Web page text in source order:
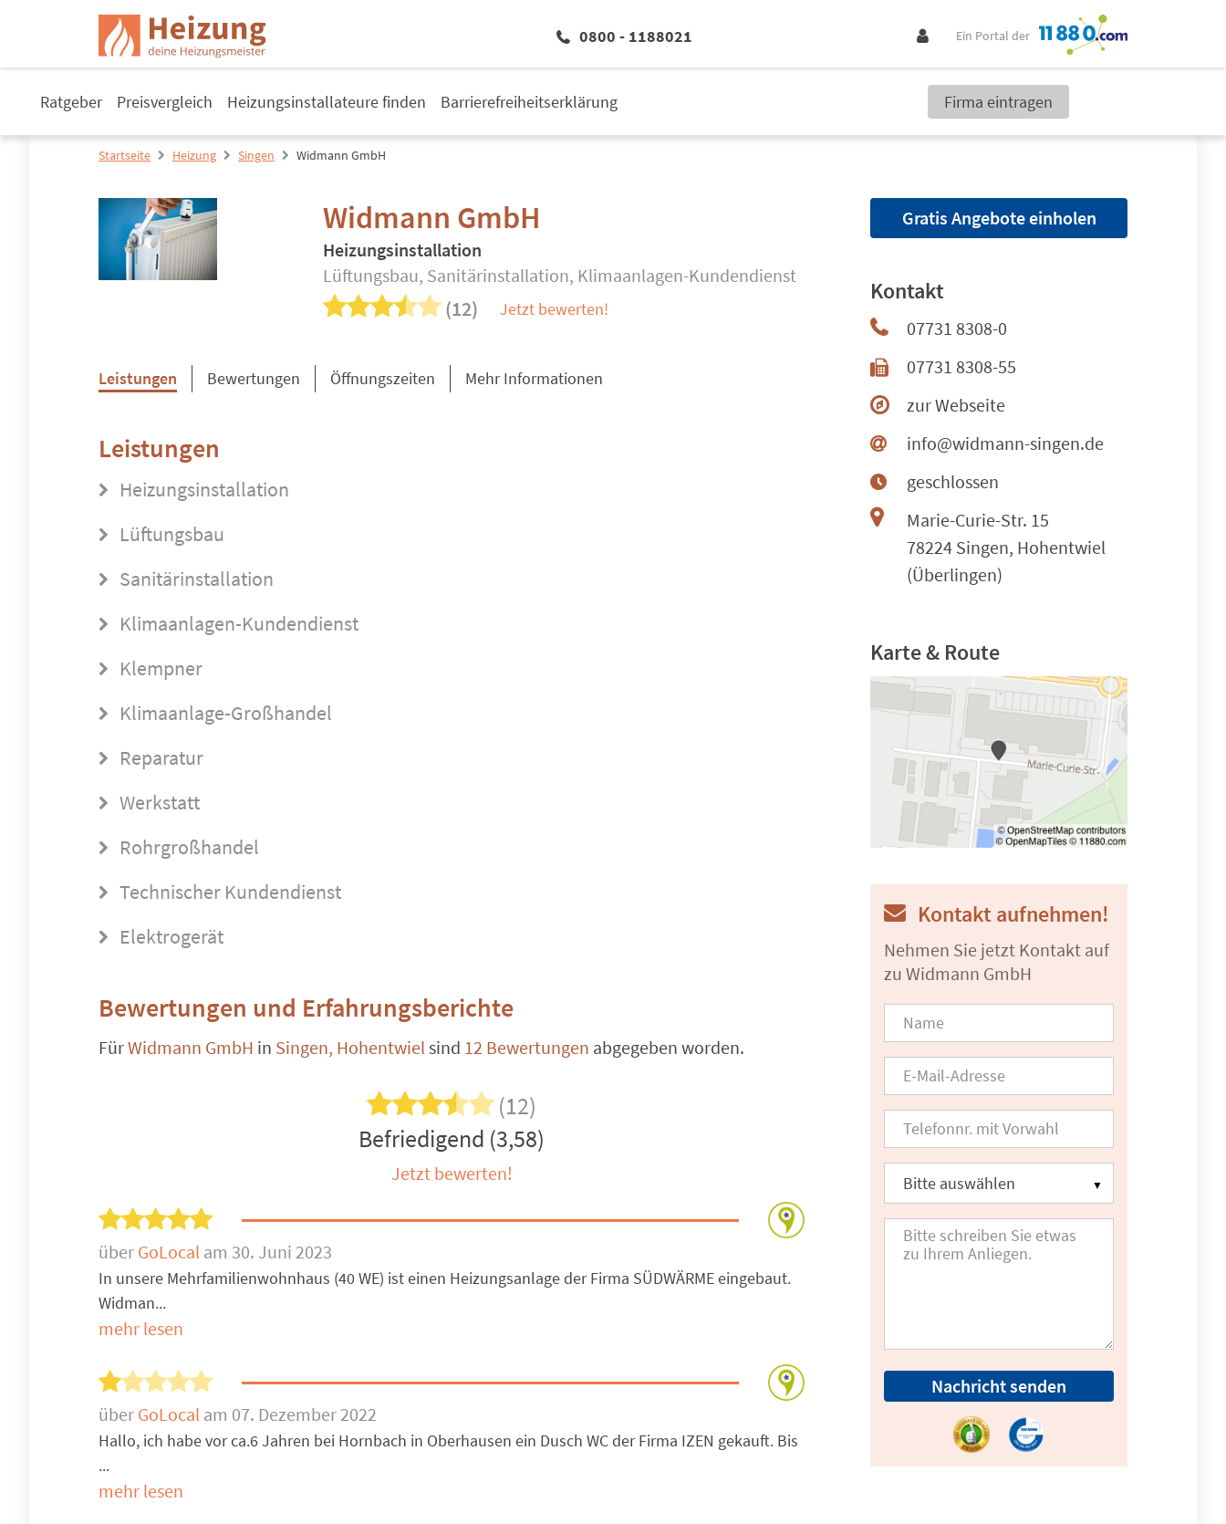
0800 - 1188021 Ein Portal der
Ratgeber Preisvergleich Heizungsinstallateure finden Barrierefreiheitserklärung Firma eintragen
Startseite Heizung Singen Widmann GmbH
Widmann GmbH
Heizungsinstallation
Lüftungsbau, Sanitärinstallation, Klimaanlagen-Kundendienst
(12) Jetzt bewerten!
Leistungen Bewertungen Öffnungszeiten Mehr Informationen
Leistungen
Heizungsinstallation
Lüftungsbau
Sanitärinstallation
Klimaanlagen-Kundendienst
Klempner
Klimaanlage-Großhandel
Reparatur
Werkstatt
Rohrgroßhandel
Technischer Kundendienst
Elektrogerät
Bewertungen und Erfahrungsberichte
FürWidmann GmbH in Singen, Hohentwielsind 12 Bewertungen abgegeben worden.
(12)
Befriedigend (3,58)
Jetzt bewerten!
über GoLocal am 30. Juni 2023
In unsere Mehrfamilienwohnhaus (40 WE) ist einen Heizungsanlage der Firma SÜDWÄRME eingebaut.
Widman...
mehr lesen
über GoLocal am 07. Dezember 2022
Hallo, ich habe vor ca.6 Jahren bei Hornbach in Oberhausen ein Dusch WC der Firma IZEN gekauft. Bis
...
mehr lesen
Gratis Angebote einholen
Kontakt
07731 8308-0
07731 8308-55
zur Webseite
info@widmann-singen.de
geschlossen
Marie-Curie-Str. 15
78224 Singen, Hohentwiel
(Überlingen)
Karte & Route
Kontakt aufnehmen!
Nehmen Sie jetzt Kontakt auf
zu Widmann GmbH
Nachricht senden